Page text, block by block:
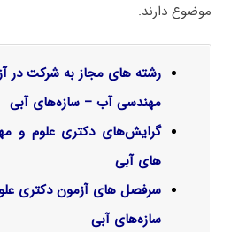
موضوع دارند.
رشته های مجاز به شرکت در
مهندسی آب – سازه‌های آبی
گرایش‌های دکتری علوم و
های آبی
سرفصل‌ های آزمون دکتری
سازه‌های آبی